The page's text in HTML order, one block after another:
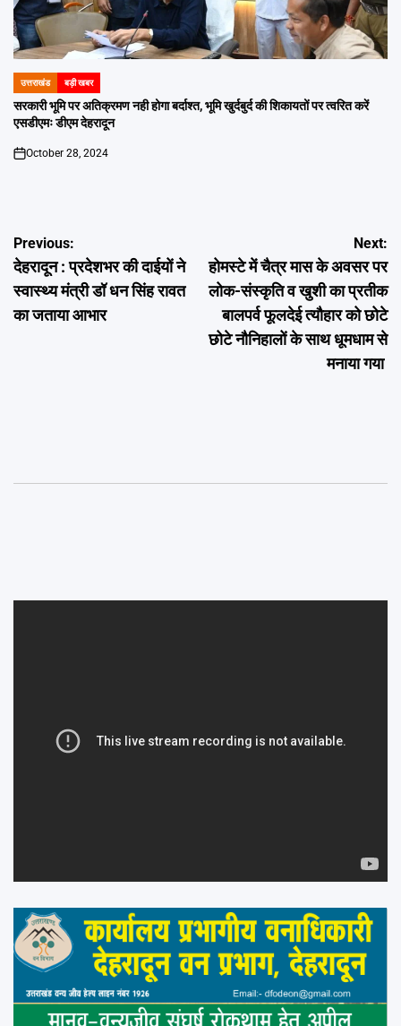
POSTED
IN
उत्तराखंड बड़ी खबर
सरकारी भूमि पर अतिक्रमण नही होगा बर्दाश्त, भूमि खुर्दबुर्द की शिकायतों पर त्वरित करें
एसडीएमः डीएम देहरादून
on
October 28, 2024
Post
navigation
Previous:
देहरादून : प्रदेशभर की दाईयों ने
स्वास्थ्य मंत्री डॉ धन सिंह रावत
का जताया आभार
Next:
होमस्टे में चैत्र मास के अवसर पर
लोक-संस्कृति व खुशी का प्रतीक
बालपर्व फूलदेई त्यौहार को छोटे
छोटे नौनिहालों के साथ धूमधाम से
मनाया गया